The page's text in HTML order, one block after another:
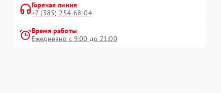
Горячая линия
+7 (385) 254-68-04
Время работы
Ежедневно с 9:00 до 21:00